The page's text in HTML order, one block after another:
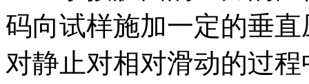
码向试样施加一定的垂
对静止对相对滑动的过